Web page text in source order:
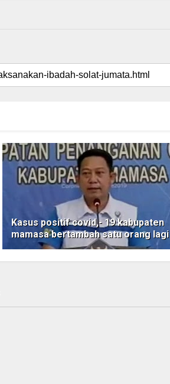
Kasus positif covid,- 19 kabupaten
mamasa bertambah satu orang lagi